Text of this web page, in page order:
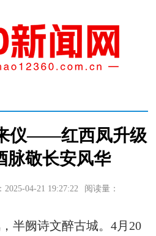
仪——红西凤升级
脉敬长安风华
2025-04-21 19:27:22 阅读量：
阙诗文醉古城。4月20